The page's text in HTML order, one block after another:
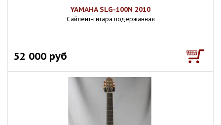
YAMAHA SLG-100N 2010
Сайлент-гитара подержанная
52 000 руб